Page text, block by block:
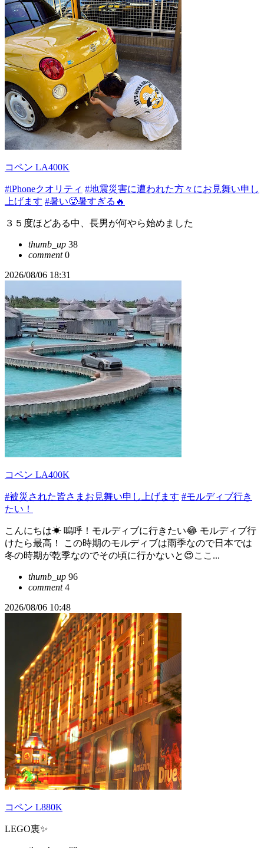
コペン LA400K
#iPhoneクオリティ #地震災害に遭われた方々にお見舞い申し
上げます #暑い🥵暑すぎる🔥
３５度ほどある中、長男が何やら始めました
thumb_up 38
comment0
2026/08/06 18:31
コペン LA400K
#被災された皆さまお見舞い申し上げます #モルディブ行き
たい！
こんにちは☀ 嗚呼！モルディブに行きたい😂 モルディブ行
けたら最高！ この時期のモルディブは雨季なので日本では
冬の時期が乾季なのでその頃に行かないと😍ここ...
thumb_up 96
comment4
2026/08/06 10:48
コペン L880K
LEGO裏✨